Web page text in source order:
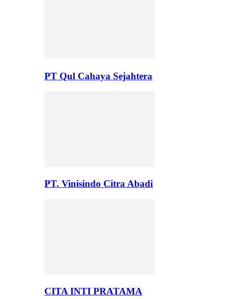
PT Qul Cahaya Sejahtera
PT. Vinisindo Citra Abadi
CITA INTI PRATAMA